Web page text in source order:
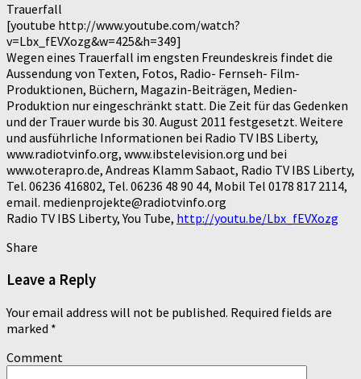
Trauerfall
[youtube http://www.youtube.com/watch?
v=Lbx_fEVXozg&w=425&h=349]
Wegen eines Trauerfall im engsten Freundeskreis findet die
Aussendung von Texten, Fotos, Radio- Fernseh- Film-
Produktionen, Büchern, Magazin-Beiträgen, Medien-
Produktion nur eingeschränkt statt. Die Zeit für das Gedenken
und der Trauer wurde bis 30. August 2011 festgesetzt. Weitere
und ausführliche Informationen bei Radio TV IBS Liberty,
www.radiotvinfo.org, www.ibstelevision.org und bei
www.oterapro.de, Andreas Klamm Sabaot, Radio TV IBS Liberty,
Tel. 06236 416802, Tel. 06236 48 90 44, Mobil Tel 0178 817 2114,
email. medienprojekte@radiotvinfo.org
Radio TV IBS Liberty, You Tube, http://youtu.be/Lbx_fEVXozg
Share
Leave a Reply
Your email address will not be published. Required fields are
marked *
Comment